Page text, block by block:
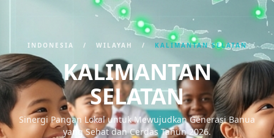
INDONESIA / WILAYAH / KALIMANTAN SELATAN
KALIMANTAN
SELATAN
Sinergi Pangan Lokal untuk Mewujudkan Generasi Banua
yang Sehat dan Cerdas Tahun 2026.